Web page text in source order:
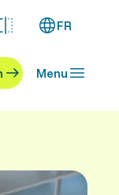
FR
Menu